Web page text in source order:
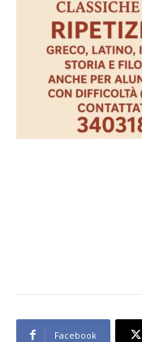
Facebook